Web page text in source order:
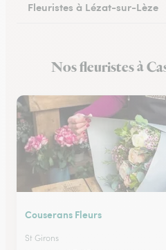
Fleuristes à Lézat-sur-Lèze
Nos fleuristes à
Couserans Fleurs
St Girons